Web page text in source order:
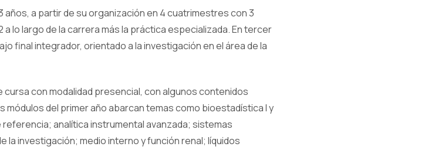
años, a partir de su organización en 4 cuatrimestres con 3
lo largo de la carrera más la práctica especializada. En tercer
final integrador, orientado a la investigación en el área de la
con modalidad presencial, con algunos contenidos
del primer año abarcan temas como bioestadística I y
analítica instrumental avanzada; sistemas
la investigación; medio interno y función renal; líquidos